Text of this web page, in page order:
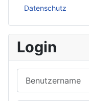
Datenschutz
Login